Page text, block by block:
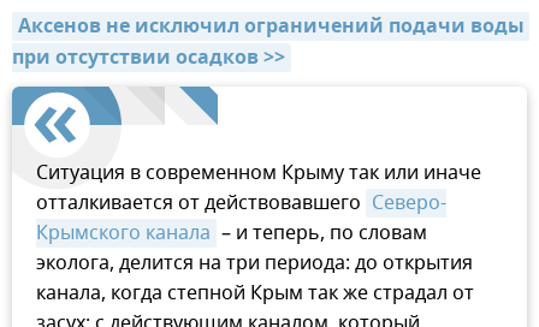
Аксенов не исключил ограничений подачи воды
при отсутствии осадков >>
Ситуация в современном Крыму так или иначе
отталкивается от действовавшего Северо-
Крымского канала – и теперь, по словам
эколога, делится на три периода: до открытия
канала, когда степной Крым так же страдал от